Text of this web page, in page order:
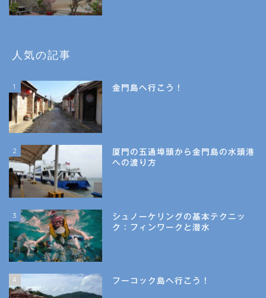
人気の記事
1 金門島へ行こう！
2
厦門の五通埠頭から金門島の水頭港
への渡り方
3
シュノーケリングの基本テクニッ
ク：フィンワークと潜水
4 フーコック島へ行こう！